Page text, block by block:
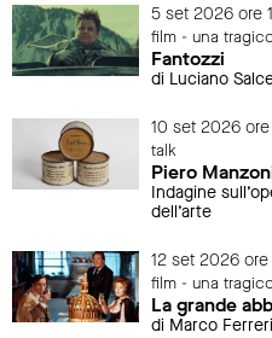
5 set 2026 ore
film - una
Fantozzi
di Luciano
10 set 2026
talk
Piero
Indagine
dell’arte
12 set 2026 ore
film - una
La grande
di Marco Ferreri